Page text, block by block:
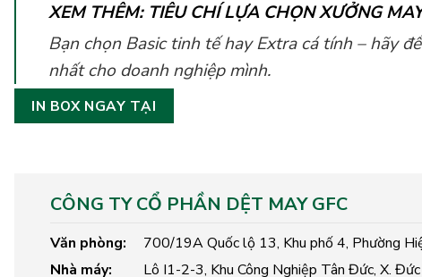
XEM THÊM: TIÊU CHÍ LỰA CHỌN XƯỞNG
Bạn chọn Basic tinh tế hay Extra cá tính – hãy
nhất cho doanh nghiệp mình.
IN BOX NGAY TẠI
CÔNG TY CỔ PHẦN DỆT MAY GFC
Văn phòng:
700/19A Quốc lộ 13, Khu phố 4, Phường
Nhà máy:
Lô I1-2-3, Khu Công Nghiệp Tân Đức, X.